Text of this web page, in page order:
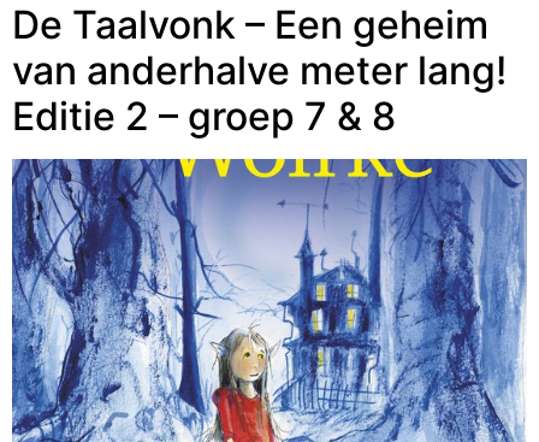
De Taalvonk – Een geheim
van anderhalve meter lang!
Editie 2 – groep 7 & 8